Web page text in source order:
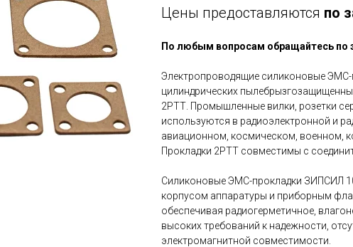
Цены предоставляются по
По любым вопросам обращайтесь по
Электропроводящие силиконовые ЭМС-
цилиндрических
2РТТ. Промышленные вилки, розетки
используются в радиоэлектронной и
авиационном, космическом, военном,
Прокладки 2РТТ совместимы с
Силиконовые ЭМС-прокладки ЗИПСИЛ
корпусом аппаратуры и приборным
обеспечивая радиогерметичное,
высоких требований к надежности,
электромагнитной совместимости.